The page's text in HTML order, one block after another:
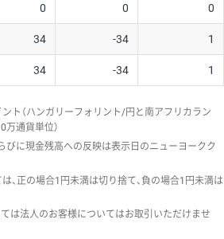
0 0 0
34 -34 1
34 -34 1
ト（ハンガリーフォリント/円と南アフリカラン
通貨単位）
びに現金残高への反映は表示日のニューヨークク
、正の場合1円未満は切り捨て、負の場合1円未満は
は法人のお客様についてはお取引いただけませ